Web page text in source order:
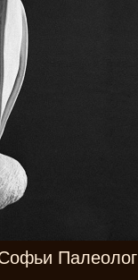
Палеолог